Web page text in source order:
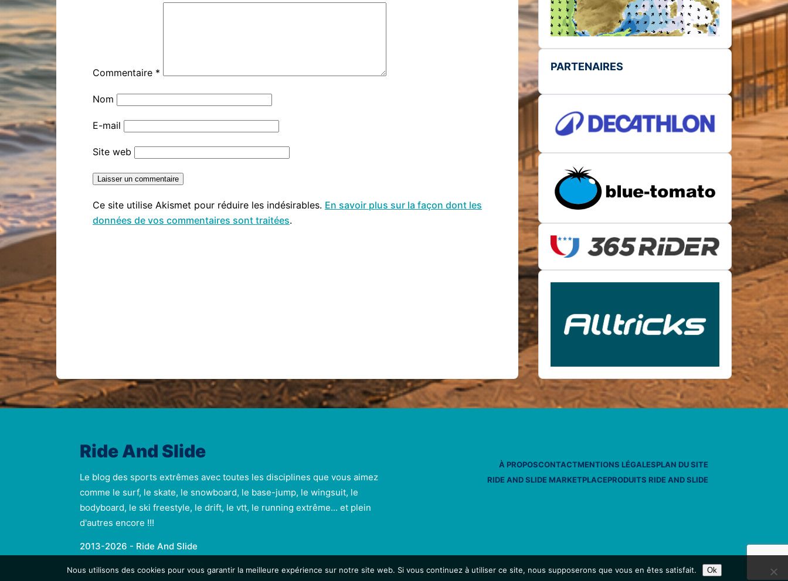
Commentaire *
Nom
E-mail
Site web
Ce site utilise Akismet pour réduire les indésirables. En savoir plus sur la façon dont les
données de vos commentaires sont traitées.
PARTENAIRES
Ride And Slide
Le blog des sports extrêmes avec toutes les disciplines que vous aimez
comme le surf, le skate, le snowboard, le base-jump, le wingsuit, le
bodyboard, le ski freestyle, le drift, le vtt, le running extrême... et plein
d'autres encore !!!
2013-2026 - Ride And Slide
À PROPOSCONTACTMENTIONS LÉGALESPLAN DU SITE
RIDE AND SLIDE MARKETPLACEPRODUITS RIDE AND SLIDE
Nous utilisons des cookies pour vous garantir la meilleure expérience sur notre site web. Si vous continuez à utiliser ce site, nous supposerons que vous en êtes satisfait. Ok